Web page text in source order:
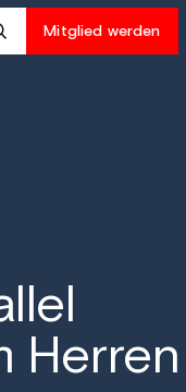
Mitglied werden
Herren